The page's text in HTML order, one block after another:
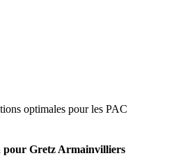
optimales pour les PAC
pour Gretz Armainvilliers